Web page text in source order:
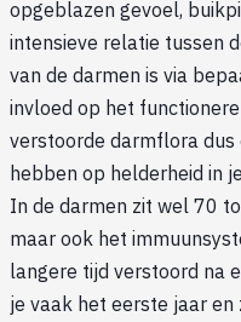
opgeblazen gevoel,
intensieve relatie tussen
van de darmen is via
invloed op het
verstoorde darmflora
hebben op helderheid in
In de darmen zit wel 70
maar ook het
langere tijd verstoord na
je vaak het eerste jaar